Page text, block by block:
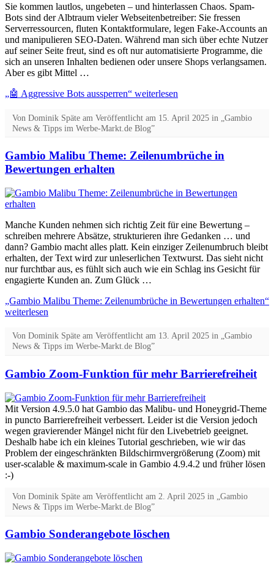
Sie kommen lautlos, ungebeten – und hinterlassen Chaos. Spam-
Bots sind der Albtraum vieler Webseitenbetreiber: Sie fressen
Serverressourcen, fluten Kontaktformulare, legen Fake-Accounts an
und manipulieren SEO-Daten. Während man sich über echte Nutzer
auf seiner Seite freut, sind es oft nur automatisierte Programme, die
sich an unseren Inhalten bedienen oder unsere Shops verlangsamen.
Aber es gibt Mittel …
„🤖 Aggressive Bots aussperren“ weiterlesen
Von Dominik Späteam Veröffentlicht am 15. April 2025in „Gambio
News & Tipps im Werbe-Markt.de Blog”
Gambio Malibu Theme: Zeilenumbrüche in
Bewertungen erhalten
Manche Kunden nehmen sich richtig Zeit für eine Bewertung –
schreiben mehrere Absätze, strukturieren ihre Gedanken … und
dann? Gambio macht alles platt. Kein einziger Zeilenumbruch bleibt
erhalten, der Text wird zur unleserlichen Textwurst. Das sieht nicht
nur furchtbar aus, es fühlt sich auch wie ein Schlag ins Gesicht für
engagierte Kunden an. Zum Glück …
„Gambio Malibu Theme: Zeilenumbrüche in Bewertungen erhalten“
weiterlesen
Von Dominik Späteam Veröffentlicht am 13. April 2025in „Gambio
News & Tipps im Werbe-Markt.de Blog”
Gambio Zoom-Funktion für mehr Barrierefreiheit
Mit Version 4.9.5.0 hat Gambio das Malibu- und Honeygrid-Theme
in puncto Barrierefreiheit verbessert. Leider ist die Version jedoch
wegen gravierender Mängel nicht für den Livebetrieb geeignet.
Deshalb habe ich ein kleines Tutorial geschrieben, wie wir das
Problem der eingeschränkten Bildschirmvergrößerung (Zoom) mit
user-scalable & maximum-scale in Gambio 4.9.4.2 und früher lösen
:-)
Von Dominik Späteam Veröffentlicht am 2. April 2025in „Gambio
News & Tipps im Werbe-Markt.de Blog”
Gambio Sonderangebote löschen